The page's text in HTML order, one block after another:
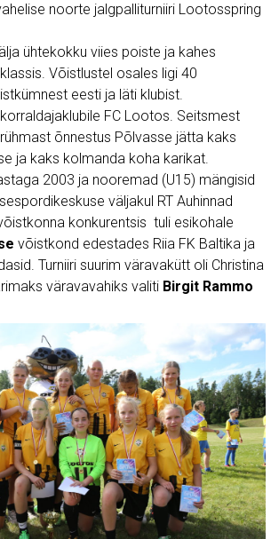
noorte jalgpalliturniiri Lootosspring
ühtekokku viies poiste ja kahes
Võistlustel osales ligi 40
eesti ja läti klubist.
FC Lootos. Seitsmest
õnnestus Põlvasse jätta kaks
ja kaks kolmanda koha karikat.
2003 ja nooremad (U15) mängisid
väljakul RT Auhinnad
konkurentsis tuli esikohale
võistkond edestades Riia FK Baltika ja
Turniiri suurim väravakütt oli Christina
väravavahiks valiti Birgit Rammo